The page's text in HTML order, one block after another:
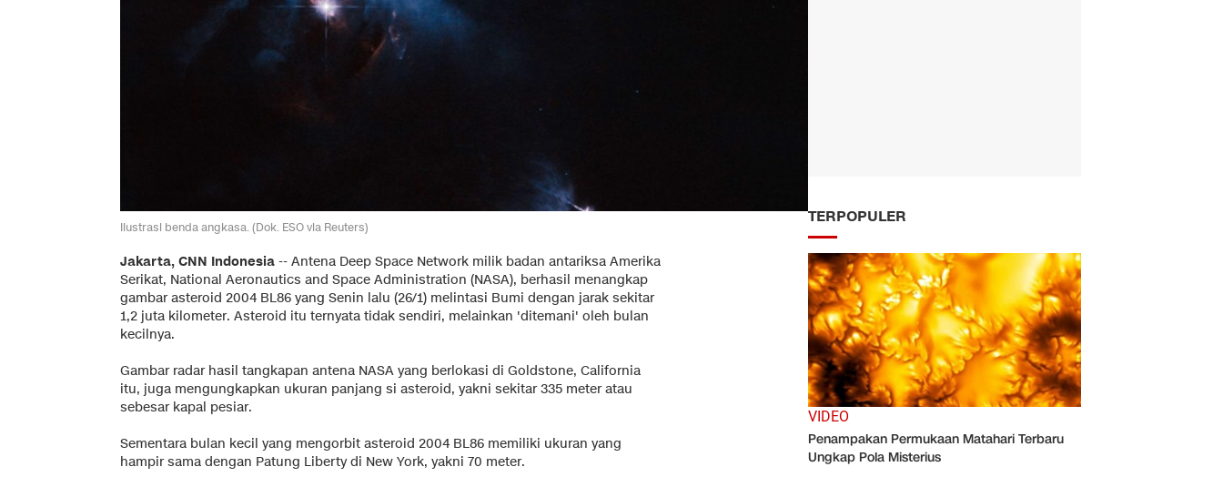
Ilustrasi benda angkasa. (Dok. ESO via Reuters)
Jakarta, CNN Indonesia -- Antena Deep Space Network milik badan antariksa Amerika
Serikat, National Aeronautics and Space Administration (NASA), berhasil menangkap
gambar asteroid 2004 BL86 yang Senin lalu (26/1) melintasi Bumi dengan jarak sekitar
1,2 juta kilometer. Asteroid itu ternyata tidak sendiri, melainkan 'ditemani' oleh bulan
kecilnya.
Gambar radar hasil tangkapan antena NASA yang berlokasi di Goldstone, California
itu, juga mengungkapkan ukuran panjang si asteroid, yakni sekitar 335 meter atau
sebesar kapal pesiar.
Sementara bulan kecil yang mengorbit asteroid 2004 BL86 memiliki ukuran yang
hampir sama dengan Patung Liberty di New York, yakni 70 meter.
TERPOPULER
VIDEO
Penampakan Permukaan Matahari Terbaru
Ungkap Pola Misterius